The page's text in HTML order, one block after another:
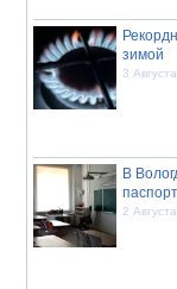
зимой
3
В
2